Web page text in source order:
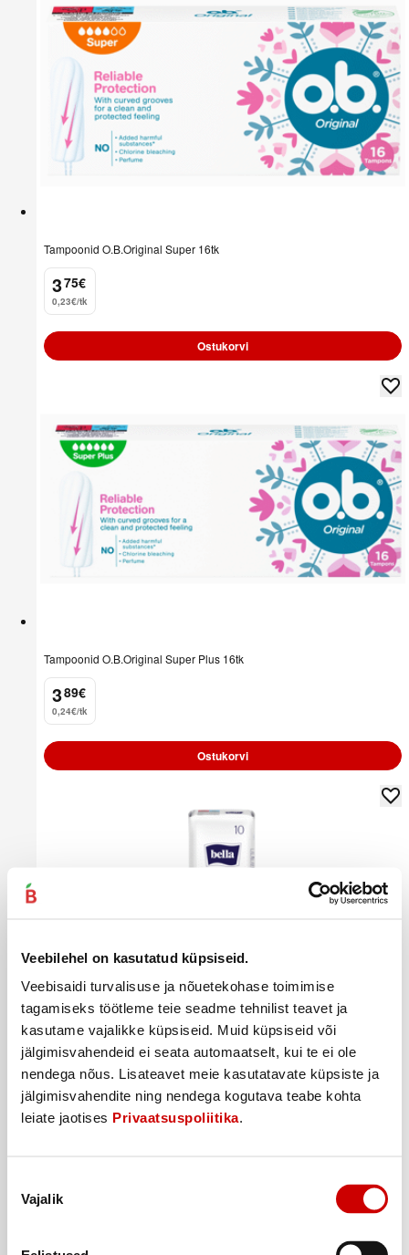
Veebilehel on kasutatud küpsiseid.
Veebisaidi turvalisuse ja nõuetekohase toimimise
tagamiseks töötleme teie seadme tehnilist teavet ja
kasutame vajalikke küpsiseid. Muid küpsiseid või
jälgimisvahendeid ei seata automaatselt, kui te ei ole
nendega nõus. Lisateavet meie kasutatavate küpsiste ja
jälgimisvahendite ning nendega kogutava teabe kohta
leiate jaotises Privaatsuspoliitika.
valik
Vajalik
Tampoonid O.B.Original Super 16tk
3
. 75€
0,23€/tk
Ostukorvi
Tampoonid O.B.Original Super Plus 16tk
3
. 89€
0,24€/tk
Ostukorvi
Hügieenisidemed BELLA NovaMaxi soft 10tk
1
. 45€
0,15€/tk